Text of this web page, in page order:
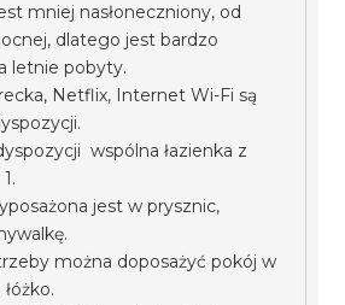
mniej nasłoneczniony, od
dlatego jest bardzo
letnie pobyty.
Netflix, Internet Wi-Fi są
wspólna łazienka z
jest w prysznic,
można doposażyć pokój w